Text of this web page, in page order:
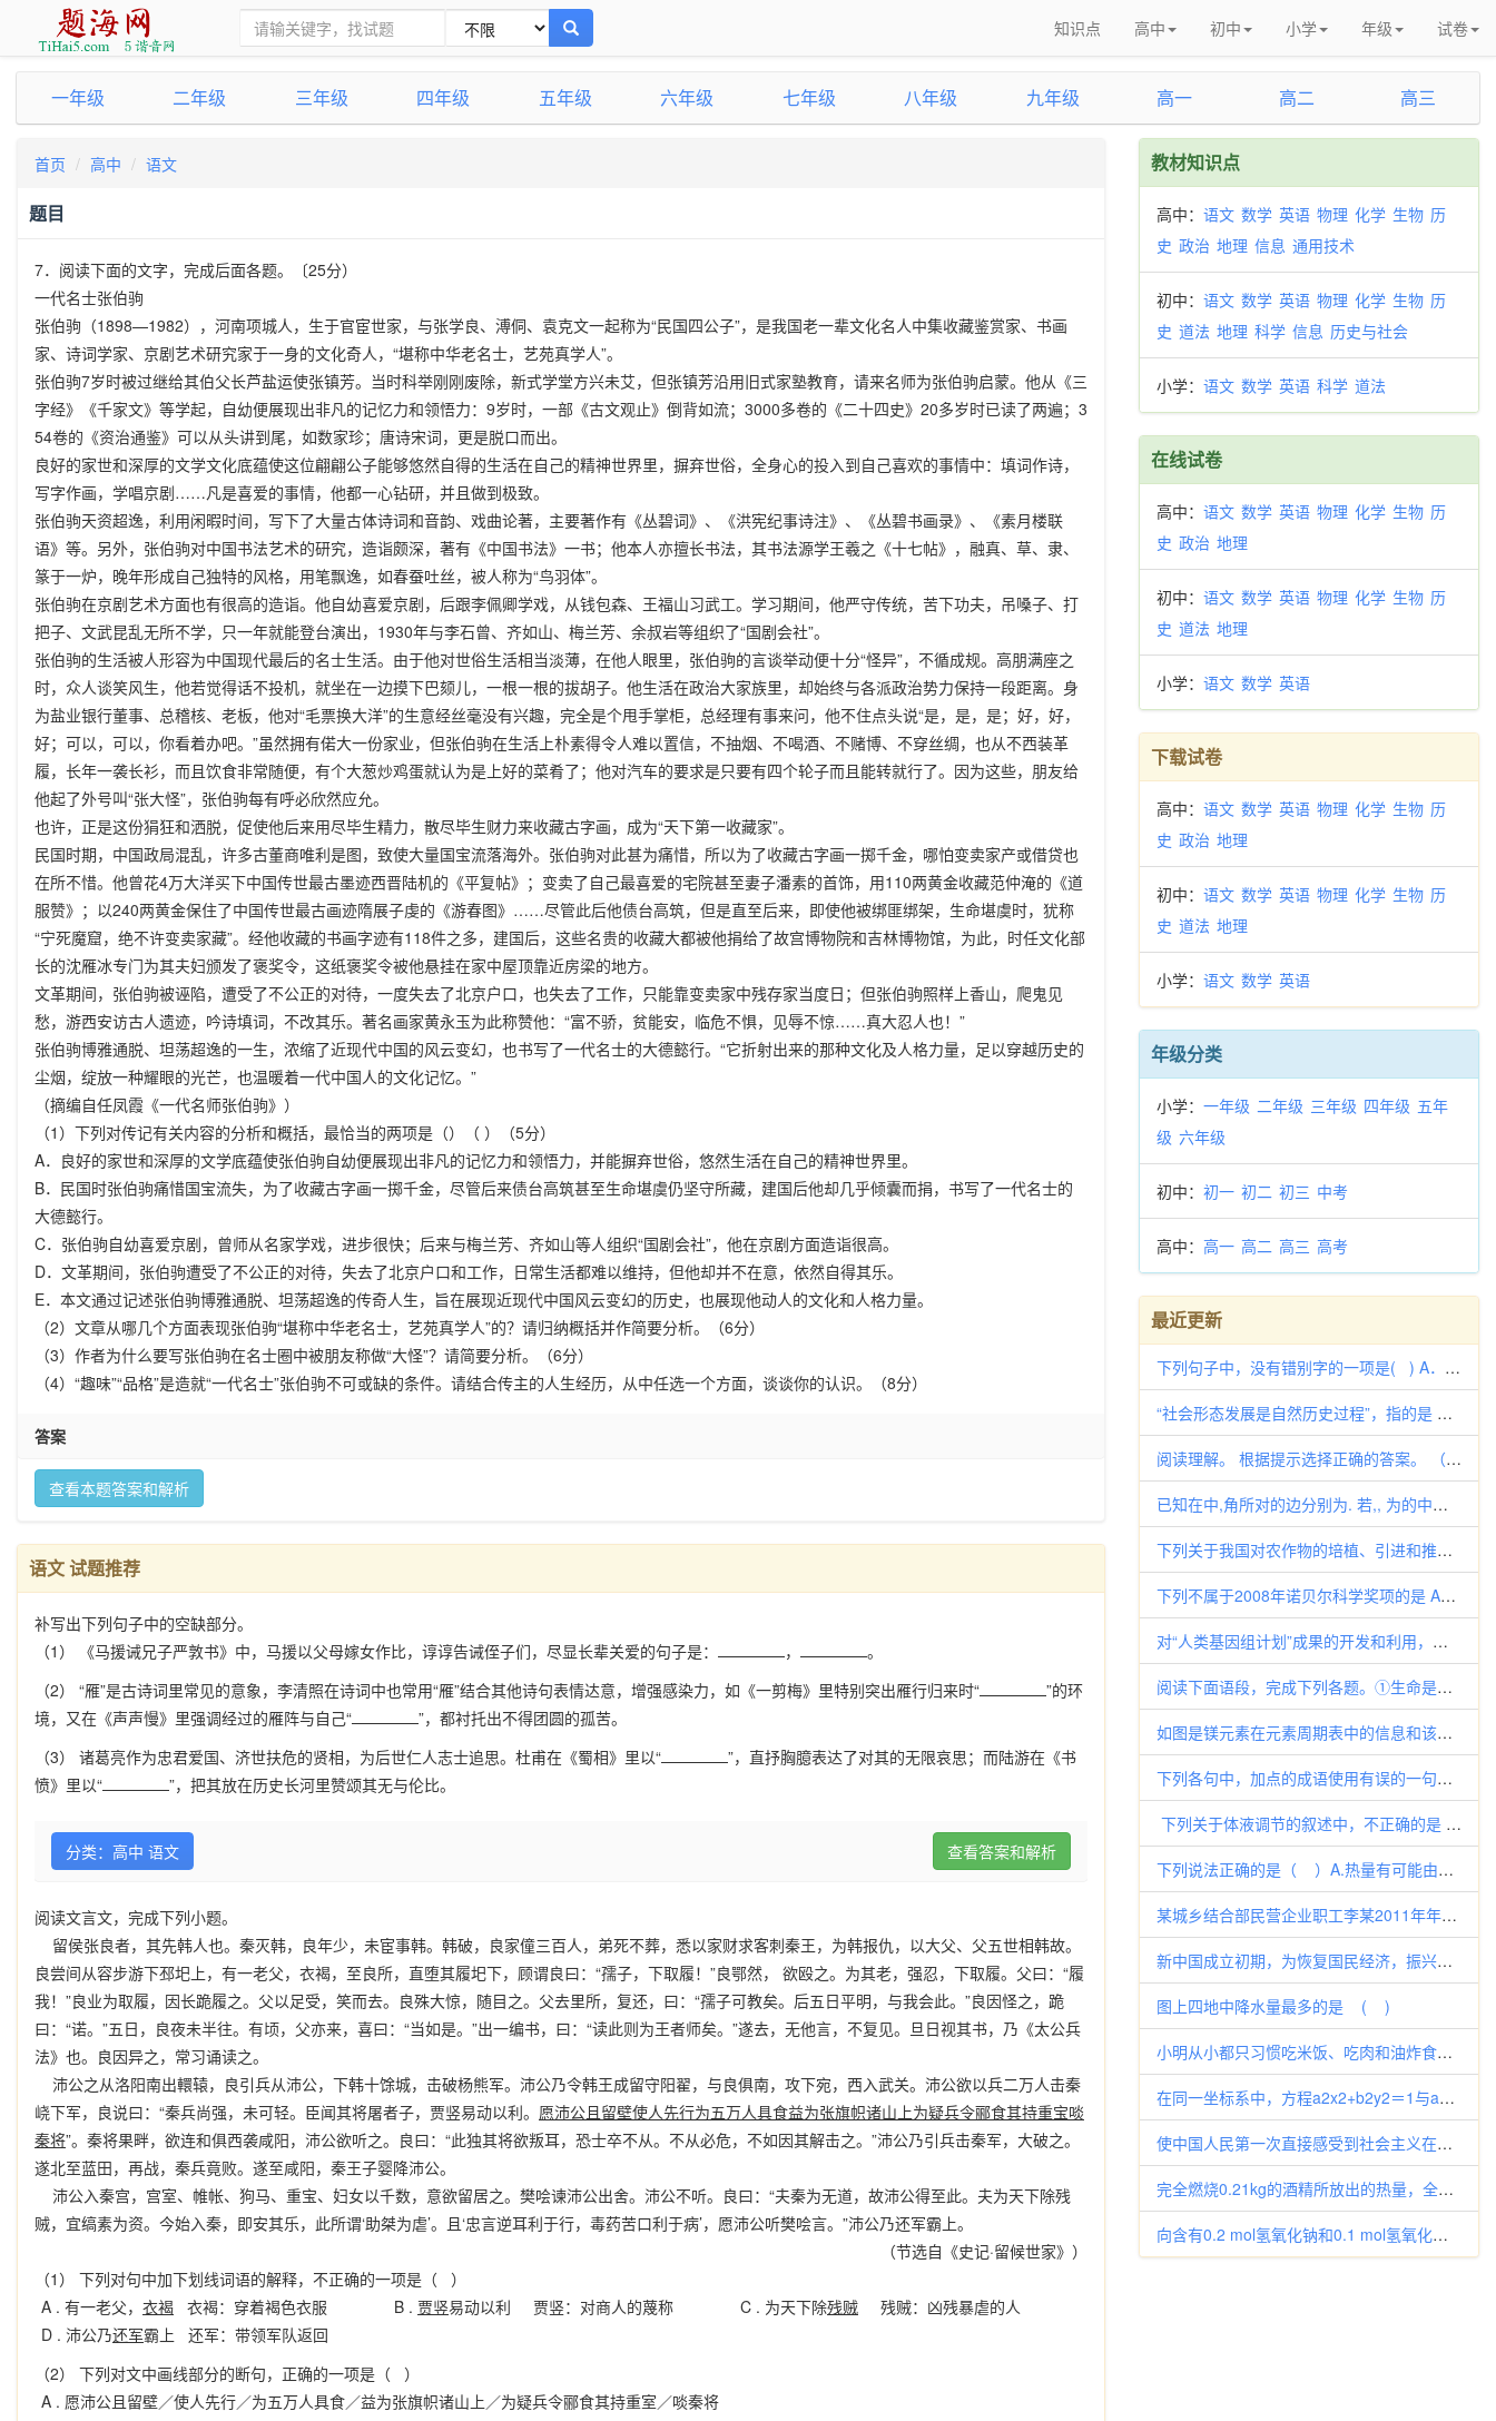
知识点 高中 初中 小学 年级 试卷
一年级 二年级 三年级 四年级 五年级 六年级 七年级 八年级 九年级 高一 高二 高三
首页 高中 语文
题目
7．阅读下面的文字，完成后面各题。〔25分）
一代名士张伯驹
张伯驹（1898—1982），河南项城人，生于官宦世家，与张学良、溥侗、袁克文一起称为“民国四公子”，是我国老一辈文化名人中集收藏鉴赏家、书画
家、诗词学家、京剧艺术研究家于一身的文化奇人，“堪称中华老名士，艺苑真学人”。
张伯驹7岁时被过继给其伯父长芦盐运使张镇芳。当时科举刚刚废除，新式学堂方兴未艾，但张镇芳沿用旧式家塾教育，请来名师为张伯驹启蒙。他从《三
字经》《千家文》等学起，自幼便展现出非凡的记忆力和领悟力：9岁时，一部《古文观止》倒背如流；3000多卷的《二十四史》20多岁时已读了两遍；3
54卷的《资治通鉴》可以从头讲到尾，如数家珍；唐诗宋词，更是脱口而出。
良好的家世和深厚的文学文化底蕴使这位翩翩公子能够悠然自得的生活在自己的精神世界里，摒弃世俗，全身心的投入到自己喜欢的事情中：填词作诗，
写字作画，学唱京剧……凡是喜爱的事情，他都一心钻研，并且做到极致。
张伯驹天资超逸，利用闲暇时间，写下了大量古体诗词和音韵、戏曲论著，主要著作有《丛碧词》、《洪宪纪事诗注》、《丛碧书画录》、《素月楼联
语》等。另外，张伯驹对中国书法艺术的研究，造诣颇深，著有《中国书法》一书；他本人亦擅长书法，其书法源学王羲之《十七帖》，融真、草、隶、
篆于一炉，晚年形成自己独特的风格，用笔飘逸，如春蚕吐丝，被人称为“鸟羽体”。
张伯驹在京剧艺术方面也有很高的造诣。他自幼喜爱京剧，后跟李佩卿学戏，从钱包森、王福山习武工。学习期间，他严守传统，苦下功夫，吊嗓子、打
把子、文武昆乱无所不学，只一年就能登台演出，1930年与李石曾、齐如山、梅兰芳、余叔岩等组织了“国剧会社”。
张伯驹的生活被人形容为中国现代最后的名士生活。由于他对世俗生活相当淡薄，在他人眼里，张伯驹的言谈举动便十分“怪异”，不循成规。高朋满座之
时，众人谈笑风生，他若觉得话不投机，就坐在一边摸下巴颏儿，一根一根的拔胡子。他生活在政治大家族里，却始终与各派政治势力保持一段距离。身
为盐业银行董事、总稽核、老板，他对“毛票换大洋”的生意经丝毫没有兴趣，完全是个甩手掌柜，总经理有事来问，他不住点头说“是，是，是；好，好，
好；可以，可以，你看着办吧。”虽然拥有偌大一份家业，但张伯驹在生活上朴素得令人难以置信，不抽烟、不喝酒、不赌博、不穿丝绸，也从不西装革
履，长年一袭长衫，而且饮食非常随便，有个大葱炒鸡蛋就认为是上好的菜肴了；他对汽车的要求是只要有四个轮子而且能转就行了。因为这些，朋友给
他起了外号叫“张大怪”，张伯驹每有呼必欣然应允。
也许，正是这份狷狂和洒脱，促使他后来用尽毕生精力，散尽毕生财力来收藏古字画，成为“天下第一收藏家”。
民国时期，中国政局混乱，许多古董商唯利是图，致使大量国宝流落海外。张伯驹对此甚为痛惜，所以为了收藏古字画一掷千金，哪怕变卖家产或借贷也
在所不惜。他曾花4万大洋买下中国传世最古墨迹西晋陆机的《平复帖》；变卖了自己最喜爱的宅院甚至妻子潘素的首饰，用110两黄金收藏范仲淹的《道
服赞》；以240两黄金保住了中国传世最古画迹隋展子虔的《游春图》……尽管此后他债台高筑，但是直至后来，即使他被绑匪绑架，生命堪虞时，犹称
“宁死魔窟，绝不许变卖家藏”。经他收藏的书画字迹有118件之多，建国后，这些名贵的收藏大都被他捐给了故宫博物院和吉林博物馆，为此，时任文化部
长的沈雁冰专门为其夫妇颁发了褒奖令，这纸褒奖令被他悬挂在家中屋顶靠近房梁的地方。
文革期间，张伯驹被诬陷，遭受了不公正的对待，一度失去了北京户口，也失去了工作，只能靠变卖家中残存家当度日；但张伯驹照样上香山，爬鬼见
愁，游西安访古人遗迹，吟诗填词，不改其乐。著名画家黄永玉为此称赞他：“富不骄，贫能安，临危不惧，见辱不惊……真大忍人也！”
张伯驹博雅通脱、坦荡超逸的一生，浓缩了近现代中国的风云变幻，也书写了一代名士的大德懿行。“它折射出来的那种文化及人格力量，足以穿越历史的
尘烟，绽放一种耀眼的光芒，也温暖着一代中国人的文化记忆。”
（摘编自任凤霞《一代名师张伯驹》）
（1）下列对传记有关内容的分析和概括，最恰当的两项是（）（ ）（5分）
A．良好的家世和深厚的文学底蕴使张伯驹自幼便展现出非凡的记忆力和领悟力，并能摒弃世俗，悠然生活在自己的精神世界里。
B．民国时张伯驹痛惜国宝流失，为了收藏古字画一掷千金，尽管后来债台高筑甚至生命堪虞仍坚守所藏，建国后他却几乎倾囊而捐，书写了一代名士的
大德懿行。
C．张伯驹自幼喜爱京剧，曾师从名家学戏，进步很快；后来与梅兰芳、齐如山等人组织“国剧会社”，他在京剧方面造诣很高。
D．文革期间，张伯驹遭受了不公正的对待，失去了北京户口和工作，日常生活都难以维持，但他却并不在意，依然自得其乐。
E．本文通过记述张伯驹博雅通脱、坦荡超逸的传奇人生，旨在展现近现代中国风云变幻的历史，也展现他动人的文化和人格力量。
（2）文章从哪几个方面表现张伯驹“堪称中华老名士，艺苑真学人”的？请归纳概括并作简要分析。（6分）
（3）作者为什么要写张伯驹在名士圈中被朋友称做“大怪”？请简要分析。（6分）
（4）“趣味”“品格”是造就“一代名士”张伯驹不可或缺的条件。请结合传主的人生经历，从中任选一个方面，谈谈你的认识。（8分）
答案
查看本题答案和解析
语文 试题推荐
补写出下列句子中的空缺部分。
（1） 《马援诫兄子严敦书》中，马援以父母嫁女作比，谆谆告诫侄子们，尽显长辈关爱的句子是：
，
。
（2） “雁”是古诗词里常见的意象，李清照在诗词中也常用“雁”结合其他诗句表情达意，增强感染力，如《一剪梅》里特别突出雁行归来时“
”的环
境，又在《声声慢》里强调经过的雁阵与自己“
”，都衬托出不得团圆的孤苦。
（3） 诸葛亮作为忠君爱国、济世扶危的贤相，为后世仁人志士追思。杜甫在《蜀相》里以“
”，直抒胸臆表达了对其的无限哀思；而陆游在《书
愤》里以“
”，把其放在历史长河里赞颂其无与伦比。
分类：高中 语文 查看答案和解析
阅读文言文，完成下列小题。
留侯张良者，其先韩人也。秦灭韩，良年少，未宦事韩。韩破，良家僮三百人，弟死不葬，悉以家财求客刺秦王，为韩报仇，以大父、父五世相韩故。
良尝间从容步游下邳圯上，有一老父，衣褐，至良所，直堕其履圯下，顾谓良曰：“孺子，下取履！”良鄂然， 欲殴之。为其老，强忍，下取履。父曰：“履
我！”良业为取履，因长跪履之。父以足受，笑而去。良殊大惊，随目之。父去里所，复还，曰：“孺子可教矣。后五日平明，与我会此。”良因怪之，跪
曰：“诺。”五日，良夜未半往。有顷，父亦来，喜曰：“当如是。”出一编书，曰：“读此则为王者师矣。”遂去，无他言，不复见。旦日视其书，乃《太公兵
法》也。良因异之，常习诵读之。
沛公之从洛阳南出轘辕，良引兵从沛公，下韩十馀城，击破杨熊军。沛公乃令韩王成留守阳翟，与良俱南，攻下宛，西入武关。沛公欲以兵二万人击秦
峣下军，良说曰：“秦兵尚强，未可轻。臣闻其将屠者子，贾竖易动以利。 愿沛公且留壁使人先行为五万人具食益为张旗帜诸山上为疑兵令郦食其持重宝啖
秦将”。秦将果畔，欲连和俱西袭咸阳，沛公欲听之。良曰：“此独其将欲叛耳，恐士卒不从。不从必危，不如因其解击之。”沛公乃引兵击秦军，大破之。
遂北至蓝田，再战，秦兵竟败。遂至咸阳，秦王子婴降沛公。
沛公入秦宫，宫室、帷帐、狗马、重宝、妇女以千数，意欲留居之。樊哙谏沛公出舍。沛公不听。良曰：“夫秦为无道，故沛公得至此。夫为天下除残
贼，宜缟素为资。今始入秦，即安其乐，此所谓‘助桀为虐’。且‘忠言逆耳利于行，毒药苦口利于病’，愿沛公听樊哙言。”沛公乃还军霸上。
（节选自《史记·留候世家》）
（1） 下列对句中加下划线词语的解释，不正确的一项是（ ）
A . 有一老父， 衣褐 衣褐：穿着褐色衣服 B . 贾竖易动以利 贾竖：对商人的蔑称 C . 为天下除残贼 残贼：凶残暴虐的人
D . 沛公乃还军霸上 还军：带领军队返回
（2） 下列对文中画线部分的断句，正确的一项是（ ）
A . 愿沛公且留壁／使人先行／为五万人具食／益为张旗帜诸山上／为疑兵令郦食其持重室／啖秦将
教材知识点
高中： 语文 数学 英语 物理 化学 生物 历
史 政治 地理 信息 通用技术
初中： 语文 数学 英语 物理 化学 生物 历
史 道法 地理 科学 信息 历史与社会
小学： 语文 数学 英语 科学 道法
在线试卷
高中： 语文 数学 英语 物理 化学 生物 历
史 政治 地理
初中： 语文 数学 英语 物理 化学 生物 历
史 道法 地理
小学： 语文 数学 英语
下载试卷
高中： 语文 数学 英语 物理 化学 生物 历
史 政治 地理
初中： 语文 数学 英语 物理 化学 生物 历
史 道法 地理
小学： 语文 数学 英语
年级分类
小学： 一年级 二年级 三年级 四年级 五年
级 六年级
初中： 初一 初二 初三 中考
高中： 高一 高二 高三 高考
最近更新
下列句子中，没有错别字的一项是( ) A．山西省右玉县60年来，18任县委书记坚持植树造林，一任接着一任干，创造了山
“社会形态发展是自然历史过程”，指的是 A.社会形态的发展与自然界的发展完全一样 B.社会形态的发展是纯粹自发的过程
阅读理解。 根据提示选择正确的答案。 （ 1. John Brown and Anna Smithare Alan’
已知在中,角所对的边分别为. 若,, 为的中点. （I）求的值; （II）求的值.
下列关于我国对农作物的培植、引进和推广的说法，不正确的是（ ） A．我国是世界上最早栽培水稻和粟的国家
下列不属于2008年诺贝尔科学奖项的是 A．生物学奖 B．医学奖
对“人类基因组计划”成果的开发和利用，如果不当，也会给人类带来不利，下列开发和利用不当的是…（ ） A.开发新的疾病诊
阅读下面语段，完成下列各题。①生命是一场大的遇合。②一个民歌手，在洲渚的丰草间遇见关关和鸣的雎鸠──于是有了诗。③黄帝遇
如图是镁元素在元素周期表中的信息和该原子的原子结构示意图，据此判断，下列说 法正确的是 （） A．镁原子的相对原子质量为
下列各句中，加点的成语使用有误的一句是 （ ） A. 美
下列关于体液调节的叙述中，不正确的是 A. 体液调节比神经调节持续时间长 B. 体液调节比神经调节作用范围广 C. 参
下列说法正确的是（ ）A.热量有可能由低温物体传给高温物体B.气体的扩散过程具有方向性C.只要尽量完善工艺水平，热
某城乡结合部民营企业职工李某2011年年终获得老板给的1万元全勤年终奖和9万元土地入股的分红。以下说法正确的是 () ①
新中国成立初期，为恢复国民经济，振兴民族工业，中国和人民政府采取的措施不包括（ ） A．建立社会主义性质的国营经济
图上四地中降水量最多的是 ( )
小明从小都只习惯吃米饭、吃肉和油炸食品，此外还喜欢喝牛奶，但却不喜欢吃蔬菜，也不习惯吃水果。那么根据你所学的知识判断，小
在同一坐标系中，方程a2x2+b2y2＝1与ax+by2＝0（a＞b＞0）的曲线大致是………………（）
使中国人民第一次直接感受到社会主义在本质上不同于帝国主义的事件是( ) A．十月革命建立列宁领导的苏维埃政府
完全燃烧0.21kg的酒精所放出的热量，全部被质量为50kg、温度为20℃的水吸收，则水温升高℃？[q酒精=3.0×10
向含有0.2 mol氢氧化钠和0.1 mol氢氧化钙的溶液中，持续稳定地通入二氧化碳气体，通入气体为6.72 L（标准状